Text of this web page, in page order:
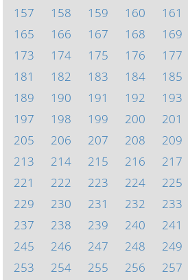
157
158 159 160 161
165
166 167 168 169
173
174 175 176 177
181
182 183 184 185
189
190 191 192 193
197
198 199 200 201
205
206 207 208 209
213
214 215 216 217
221
222 223 224 225
229
230 231 232 233
237
238 239 240 241
245
246 247 248 249
253
254 255 256 257